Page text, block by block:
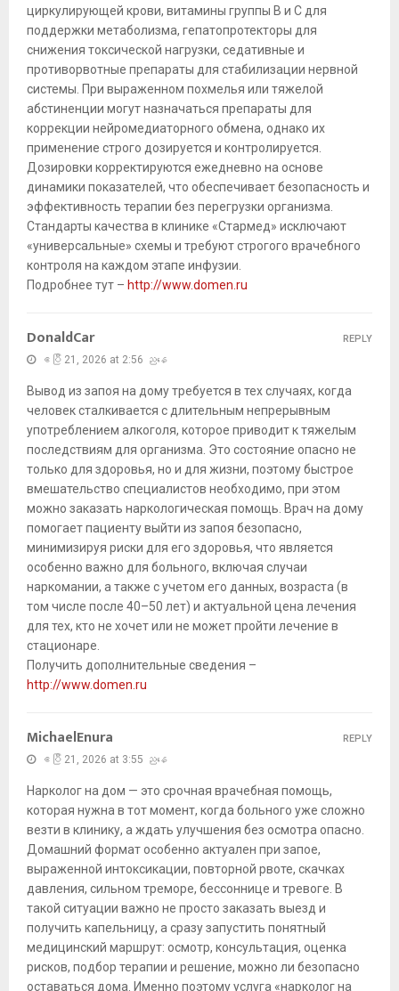
циркулирующей крови, витамины группы B и C для
поддержки метаболизма, гепатопротекторы для
снижения токсической нагрузки, седативные и
противорвотные препараты для стабилизации нервной
системы. При выраженном похмелья или тяжелой
абстиненции могут назначаться препараты для
коррекции нейромедиаторного обмена, однако их
применение строго дозируется и контролируется.
Дозировки корректируются ежедневно на основе
динамики показателей, что обеспечивает безопасность и
эффективность терапии без перегрузки организма.
Стандарты качества в клинике «Стармед» исключают
«универсальные» схемы и требуют строгого врачебного
контроля на каждом этапе инфузии.
Подробнее тут – http://www.domen.ru
DonaldCar
ဧပြီ 21, 2026 at 2:56 ညနေ
Вывод из запоя на дому требуется в тех случаях, когда
человек сталкивается с длительным непрерывным
употреблением алкоголя, которое приводит к тяжелым
последствиям для организма. Это состояние опасно не
только для здоровья, но и для жизни, поэтому быстрое
вмешательство специалистов необходимо, при этом
можно заказать наркологическая помощь. Врач на дому
помогает пациенту выйти из запоя безопасно,
минимизируя риски для его здоровья, что является
особенно важно для больного, включая случаи
наркомании, а также с учетом его данных, возраста (в
том числе после 40–50 лет) и актуальной цена лечения
для тех, кто не хочет или не может пройти лечение в
стационаре.
Получить дополнительные сведения –
http://www.domen.ru
REPLY
MichaelEnura
ဧပြီ 21, 2026 at 3:55 ညနေ
Нарколог на дом — это срочная врачебная помощь,
которая нужна в тот момент, когда больного уже сложно
везти в клинику, а ждать улучшения без осмотра опасно.
Домашний формат особенно актуален при запое,
выраженной интоксикации, повторной рвоте, скачках
давления, сильном треморе, бессоннице и тревоге. В
такой ситуации важно не просто заказать выезд и
получить капельницу, а сразу запустить понятный
медицинский маршрут: осмотр, консультация, оценка
рисков, подбор терапии и решение, можно ли безопасно
оставаться дома. Именно поэтому услуга «нарколог на
REPLY